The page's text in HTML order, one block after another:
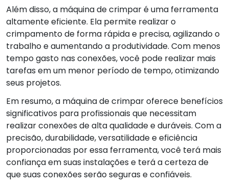
Além disso, a máquina de crimpar é uma ferramenta
altamente eficiente. Ela permite realizar o
crimpamento de forma rápida e precisa, agilizando o
trabalho e aumentando a produtividade. Com menos
tempo gasto nas conexões, você pode realizar mais
tarefas em um menor período de tempo, otimizando
seus projetos.
Em resumo, a máquina de crimpar oferece benefícios
significativos para profissionais que necessitam
realizar conexões de alta qualidade e duráveis. Com a
precisão, durabilidade, versatilidade e eficiência
proporcionadas por essa ferramenta, você terá mais
confiança em suas instalações e terá a certeza de
que suas conexões serão seguras e confiáveis.